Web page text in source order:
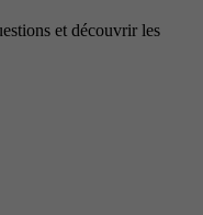
et découvrir les